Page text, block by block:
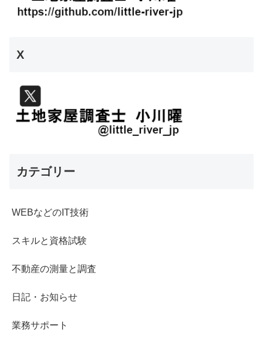
X
カテゴリー
WEBなどのIT技術
スキルと資格試験
不動産の測量と調査
日記・お知らせ
業務サポート